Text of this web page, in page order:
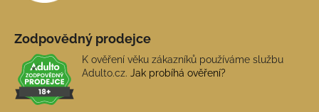
Zodpovědný prodejce
K ověření věku zákazníků používáme službu
Adulto.cz. Jak probíhá ověření?